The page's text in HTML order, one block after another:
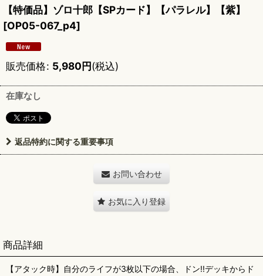
【特価品】ゾロ十郎【SPカード】【パラレル】【紫】
[OP05-067_p4]
販売価格: 5,980円(税込)
在庫なし
返品特約に関する重要事項
お問い合わせ
お気に入り登録
商品詳細
【アタック時】自分のライフが3枚以下の場合、ドン!!デッキからド